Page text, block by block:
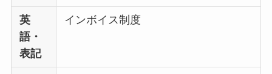
英
語・
表記
インボイス制度